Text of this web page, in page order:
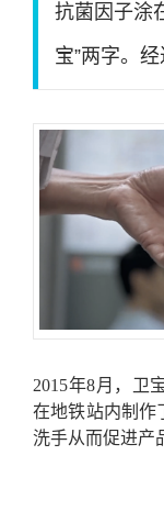
抗菌因子涂
宝”两字。
2015年8 月 ，卫
在地铁站内制作
洗手从而促进产